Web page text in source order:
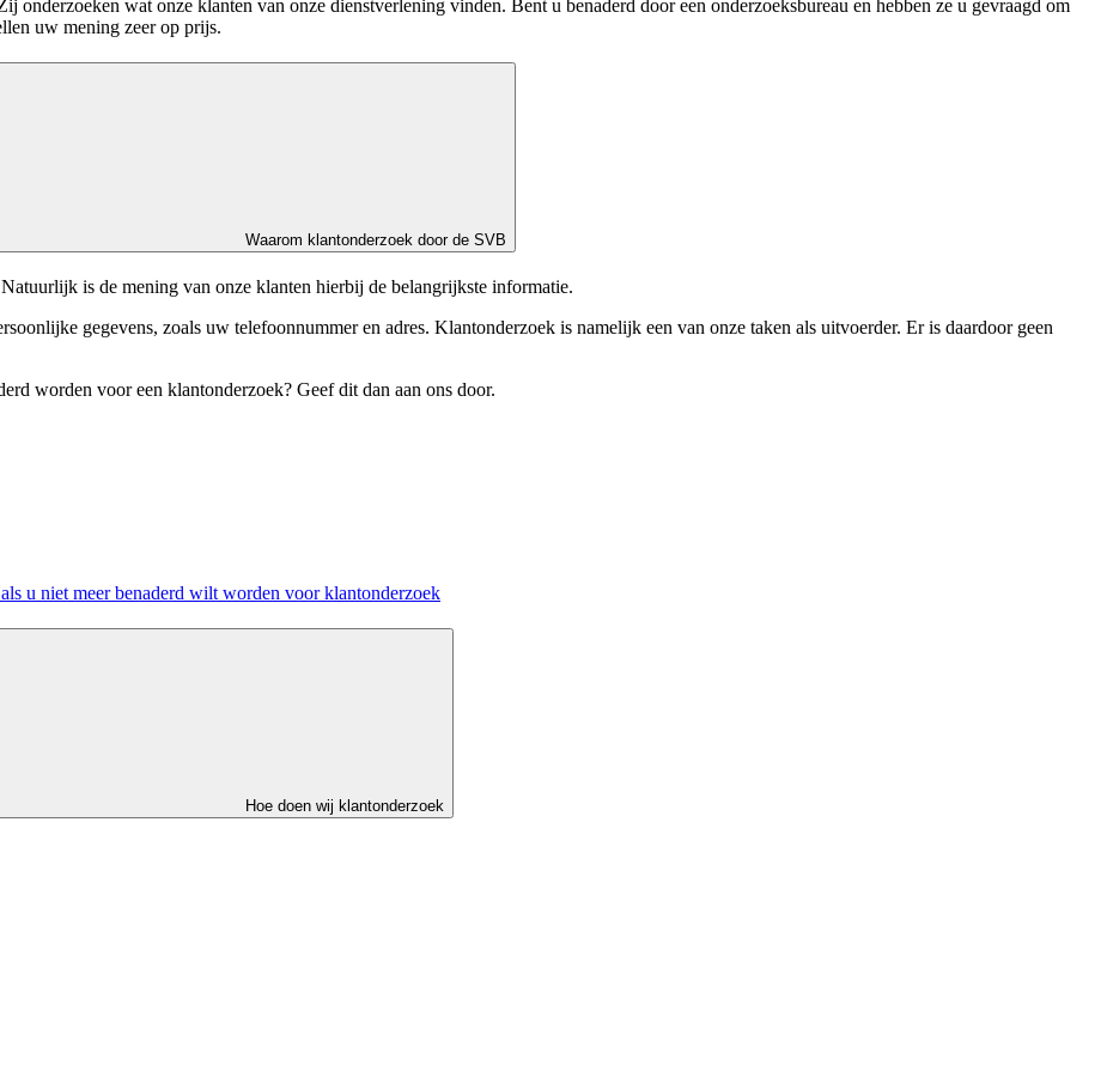
onderzoeken wat onze klanten van onze dienstverlening vinden. Bent u benaderd door een onderzoeksbureau en hebben ze u gevraagd om
uw mening zeer op prijs.
Waarom klantonderzoek door de SVB
is de mening van onze klanten hierbij de belangrijkste informatie.
gegevens, zoals uw telefoonnummer en adres. Klantonderzoek is namelijk een van onze taken als uitvoerder. Er is daardoor geen
worden voor een klantonderzoek? Geef dit dan aan ons door.
u niet meer benaderd wilt worden voor klantonderzoek
Hoe doen wij klantonderzoek